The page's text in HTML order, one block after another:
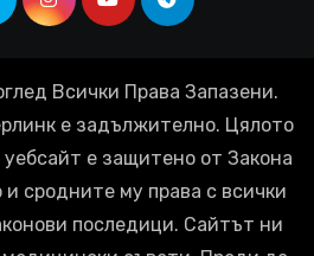
Всички Права Запазени.
е задължително. Цялото
е защитено от Закона
и сродните му права с всички
последици. Сайтът ни